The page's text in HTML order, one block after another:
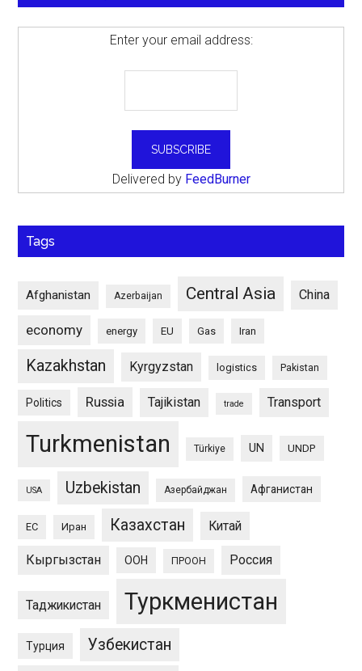
Enter your email address:
Delivered by FeedBurner
Tags
Afghanistan Azerbaijan Central Asia China
economy energy EU Gas Iran
Kazakhstan Kyrgyzstan logistics Pakistan
Politics Russia Tajikistan trade Transport
Turkmenistan Türkiye UN UNDP
USA Uzbekistan Азербайджан Афганистан
ЕС Иран Казахстан Китай
Кыргызстан ООН ПРООН Россия
Таджикистан Туркменистан
Турция Узбекистан